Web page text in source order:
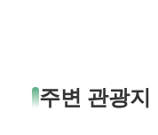
주변 관광지